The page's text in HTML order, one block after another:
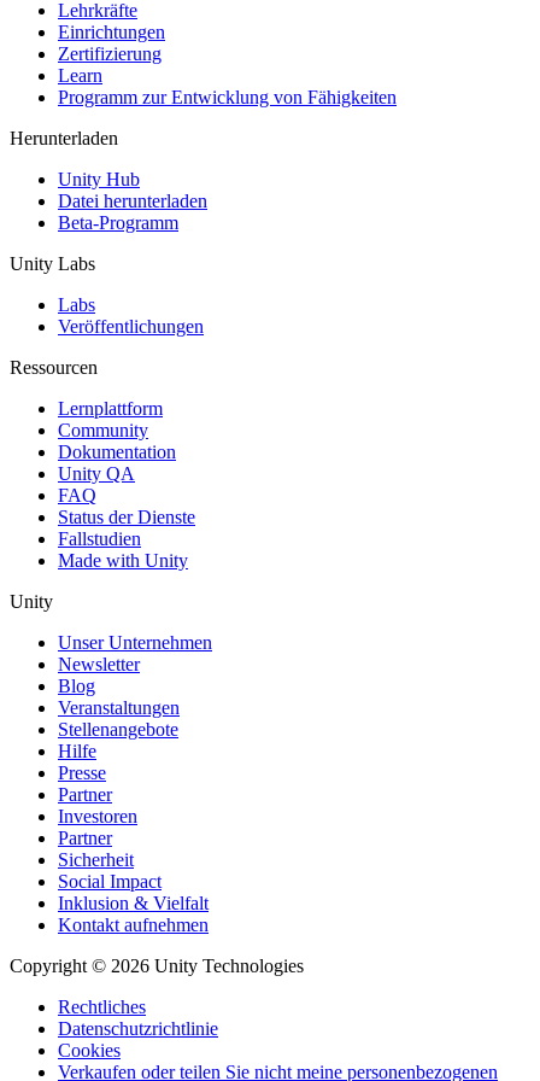
XR-Spiele
XR-Spiele plattformübergreifend starten
Multiplayer-Spiele
Vereinfachte Entwicklung von Multiplayer-Spielen
Lehrkräfte
Einrichtungen
Zertifizierung
Learn
Programm zur Entwicklung von Fähigkeiten
Herunterladen
Unity Hub
Datei herunterladen
Beta-Programm
Unity Labs
Labs
Veröffentlichungen
Ressourcen
Lernplattform
Community
Dokumentation
Unity QA
FAQ
Status der Dienste
Fallstudien
Made with Unity
Unity
Unser Unternehmen
Newsletter
Blog
Veranstaltungen
Stellenangebote
Hilfe
Presse
Partner
Investoren
Partner
Sicherheit
Social Impact
Inklusion & Vielfalt
Kontakt aufnehmen
Copyright © 2026 Unity Technologies
Rechtliches
Datenschutzrichtlinie
Cookies
Verkaufen oder teilen Sie nicht meine personenbezogenen